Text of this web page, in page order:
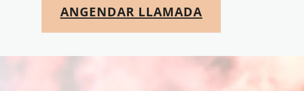
ANGENDAR LLAMADA